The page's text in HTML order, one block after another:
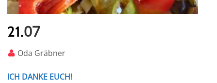
21.07
Oda Gräbner
ICH DANKE EUCH!